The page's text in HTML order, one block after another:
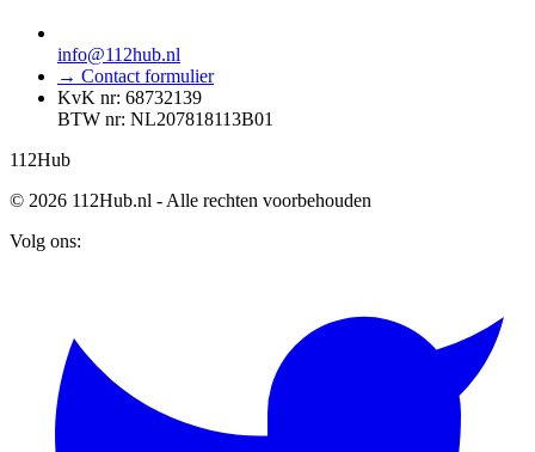
info@112hub.nl
→ Contact formulier
KvK nr: 68732139
BTW nr: NL207818113B01
112Hub
© 2026 112Hub.nl - Alle rechten voorbehouden
Volg ons: